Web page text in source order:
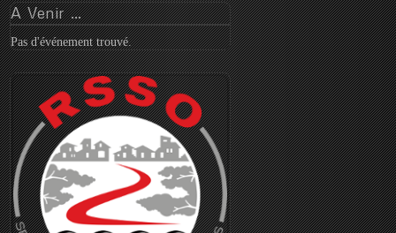
AVenir ...
Pas d'événement trouvé.